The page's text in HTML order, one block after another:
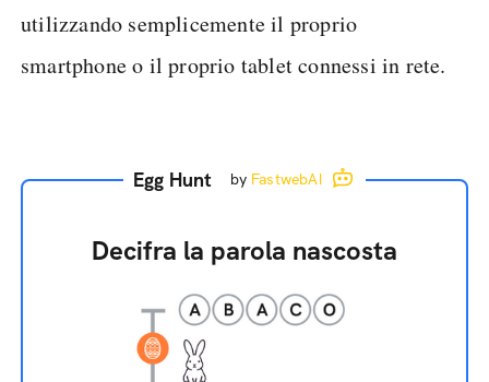
utilizzando semplicemente il proprio
smartphone o il proprio tablet connessi in rete.
Egg Hunt by FastwebAI
Decifra la parola nascosta